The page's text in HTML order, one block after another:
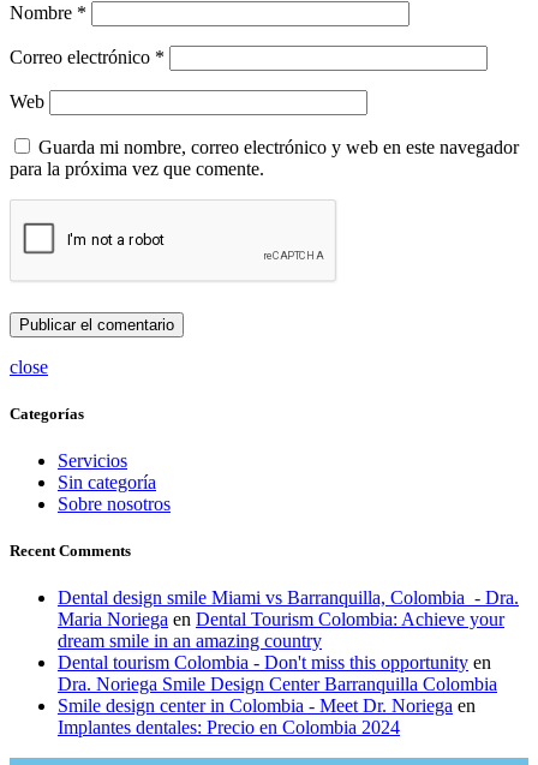
Nombre *
Correo electrónico *
Web
Guarda mi nombre, correo electrónico y web en este navegador
para la próxima vez que comente.
close
Categorías
Servicios
Sin categoría
Sobre nosotros
Recent Comments
Dental design smile Miami vs Barranquilla, Colombia - Dra.
Maria Noriega en Dental Tourism Colombia: Achieve your
dream smile in an amazing country
Dental tourism Colombia - Don't miss this opportunity en
Dra. Noriega Smile Design Center Barranquilla Colombia
Smile design center in Colombia - Meet Dr. Noriega en
Implantes dentales: Precio en Colombia 2024